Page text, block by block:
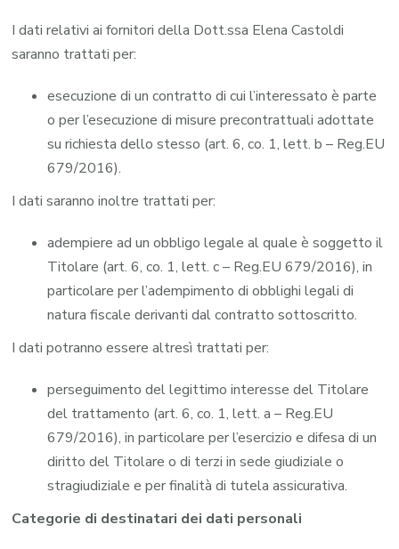
I dati relativi ai fornitori della Dott.ssa Elena Castoldi
saranno trattati per:
esecuzione di un contratto di cui l’interessato è parte
o per l’esecuzione di misure precontrattuali adottate
su richiesta dello stesso (art. 6, co. 1, lett. b – Reg.EU
679/2016).
I dati saranno inoltre trattati per:
adempiere ad un obbligo legale al quale è soggetto il
Titolare (art. 6, co. 1, lett. c – Reg.EU 679/2016), in
particolare per l’adempimento di obblighi legali di
natura fiscale derivanti dal contratto sottoscritto.
I dati potranno essere altresì trattati per:
perseguimento del legittimo interesse del Titolare
del trattamento (art. 6, co. 1, lett. a – Reg.EU
679/2016), in particolare per l’esercizio e difesa di un
diritto del Titolare o di terzi in sede giudiziale o
stragiudiziale e per finalità di tutela assicurativa.
Categorie di destinatari dei dati personali